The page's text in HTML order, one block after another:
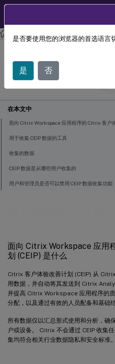
Citrix Workspace 应用程序 适
面向 Citrix Workspace 应用
划 (CEIP) 是什么
Citrix 客户体验改善计划 (CEIP) 从
用数据，并自动将其发送到 Citrix
并提高 Citrix Workspace 应用程序的
分配，以及通过有效的人员配备和基础
所有数据仅以汇总形式使用和分析，确
户或设备。 Citrix 不会通过 CEIP 收集
集均符合相关行业数据隐私和安全标准。
客户体验改善计划
April 30, 2025
在本文中
面向 Citrix Workspace 应用程序的 Citrix 客户
用于收集 CEIP 数据的工具
收集的数据
CEIP 数据是从哪些用户收集的
用户和管理员是否可以禁用 CEIP 数据收集功能
是否要使用您的浏览器的首选语言
是 否